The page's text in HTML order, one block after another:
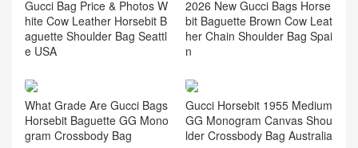
Gucci Bag Price & Photos W
hite Cow Leather Horsebit B
aguette Shoulder Bag Seattl
e USA
2026 New Gucci Bags Horse
bit Baguette Brown Cow Leat
her Chain Shoulder Bag Spai
n
What Grade Are Gucci Bags
Horsebit Baguette GG Mono
gram Crossbody Bag
Gucci Horsebit 1955 Medium
GG Monogram Canvas Shou
lder Crossbody Bag Australia